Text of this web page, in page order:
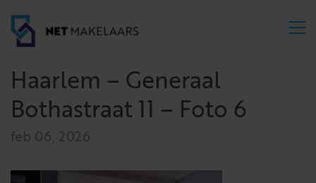
Haarlem – Generaal
Bothastraat 11 – Foto 6
feb 06, 2026